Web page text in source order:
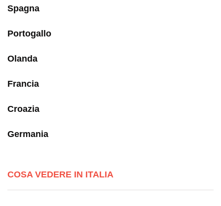
Spagna
Portogallo
Olanda
Francia
Croazia
Germania
COSA VEDERE IN ITALIA